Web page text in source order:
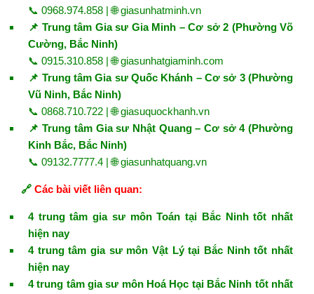
📞 0968.974.858 | 🌐giasunhatminh.vn
📌 Trung tâm Gia sư Gia Minh – Cơ sở 2 (Phường Võ
Cường, Bắc Ninh)
📞 0915.310.858 | 🌐giasunhatgiaminh.com
📌 Trung tâm Gia sư Quốc Khánh – Cơ sở 3 (Phường
Vũ Ninh, Bắc Ninh)
📞 0868.710.722 | 🌐giasuquockhanh.vn
📌 Trung tâm Gia sư Nhật Quang – Cơ sở 4 (Phường
Kinh Bắc, Bắc Ninh)
📞 09132.7777.4 | 🌐giasunhatquang.vn
🔗 Các bài viết liên quan:
4 trung tâm gia sư môn Toán tại Bắc Ninh tốt nhất
hiện nay
4 trung tâm gia sư môn Vật Lý tại Bắc Ninh tốt nhất
hiện nay
4 trung tâm gia sư môn Hoá Học tại Bắc Ninh tốt nhất